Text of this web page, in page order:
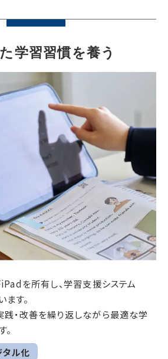
学習習慣を養う
を所有し、学習支援システム
ます。
践・改善を繰り返しながら最適な学
ル化